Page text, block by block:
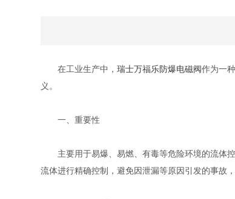
在工业生产中，瑞士万福乐防爆电磁阀作为一
义。
一、重要性
主要用于易爆、易燃、有毒等危险环境的流体控
流体进行精确控制，避免因泄漏等原因引发的事故